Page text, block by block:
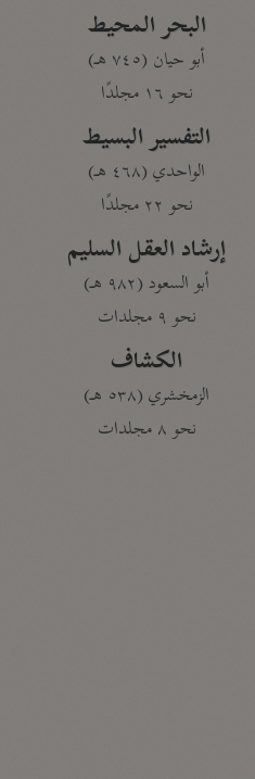
البحر المحيط
أبو حيان (٧٤٥ هـ)
نحو ١٦ مجلدًا
التفسير البسيط
الواحدي (٤٦٨ هـ)
نحو ٢٢ مجلدًا
إرشاد العقل السليم
أبو السعود (٩٨٢ هـ)
نحو ٩ مجلدات
الكشاف
الزمخشري (٥٣٨ هـ)
نحو ٨ مجلدات